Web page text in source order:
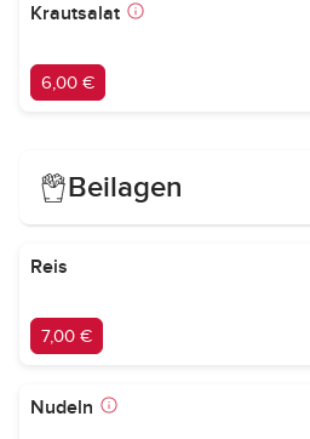
Krautsalat
6,00 €
Beilagen
Reis
7,00 €
Nudeln